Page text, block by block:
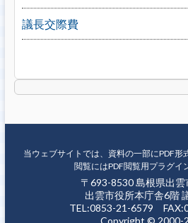
議長交際費
当ウェブサイトでは、資料の一部にPDF形
閲覧にはPDF閲覧用プラグイ
〒693-8530 島根県出
出雲市役所本庁舎6階
TEL:0853-21-6579
Copyright ©